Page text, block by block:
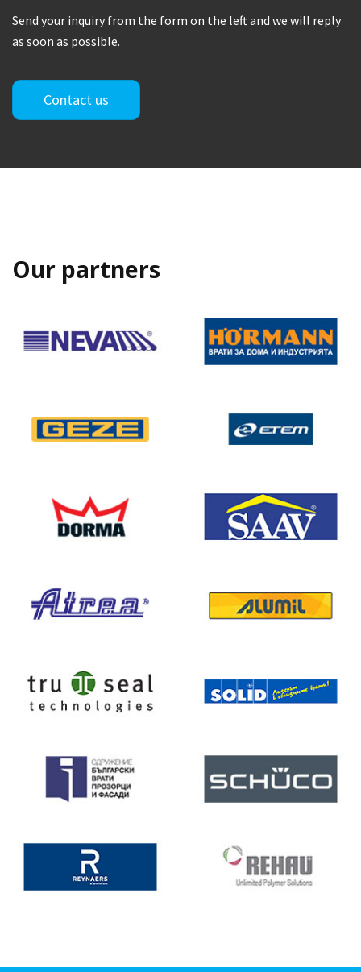
Send your inquiry from the form on the left and we will reply
as soon as possible.
Contact us
Our partners